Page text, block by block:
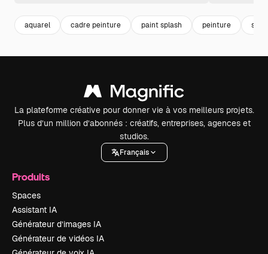
aquarel cadre peinture paint splash peinture
La plateforme créative pour donner vie à vos meilleurs projets.
Plus d’un million d’abonnés : créatifs, entreprises, agences et
studios.
Français
Produits
Spaces
Assistant IA
Générateur d’images IA
Générateur de vidéos IA